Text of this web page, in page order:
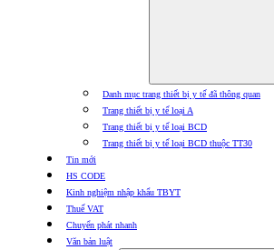
Danh mục trang thiết bị y tế đã thông quan
Trang thiết bị y tế loại A
Trang thiết bị y tế loại BCD
Trang thiết bị y tế loại BCD thuộc TT30
Tin mới
HS CODE
Kinh nghiệm nhập khẩu TBYT
Thuế VAT
Chuyển phát nhanh
Văn bản luật